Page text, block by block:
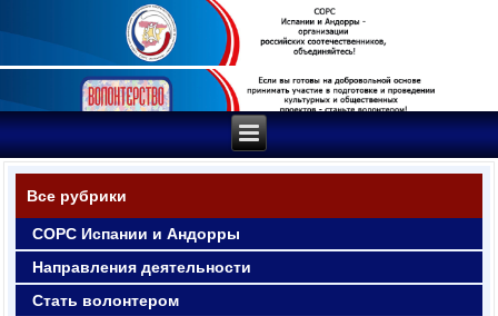
Все рубрики
СОРС Испании и Андорры
Направления деятельности
Стать волонтером